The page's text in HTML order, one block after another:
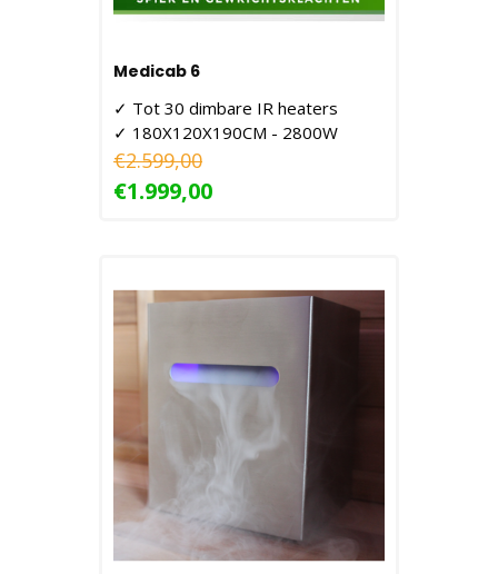
Medicab 6
✓ Tot 30 dimbare IR heaters
✓ 180X120X190CM - 2800W
€2.599,00
€1.999,00